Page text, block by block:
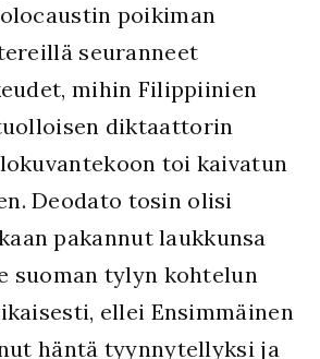
poikiman
seuranneet
mihin Filippiinien
diktaattorin
toi kaivatun
Deodato tosin olisi
pakannut laukkunsa
suoman tylyn kohtelun
ellei Ensimmäinen
häntä tyynnytellyksi ja